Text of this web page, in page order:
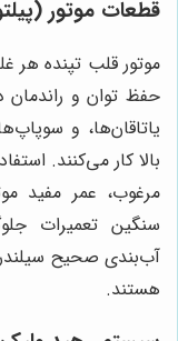
قطعات موتور
موتور قلب تپنده
حفظ توان و
یاتاقان‌ها، و
بالا کار می‌کنند.
مرغوب، عمر مفید
سنگین تعمیرات
آب‌بندی صحیح
هستند.